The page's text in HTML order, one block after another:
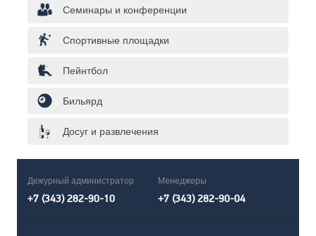
Семинары и конференции
Спортивные площадки
Пейнтбол
Бильярд
Досуг и развлечения
Дежурный администратор
+7 (343) 282-90-10
Менеджеры
+7 (343) 282-90-04